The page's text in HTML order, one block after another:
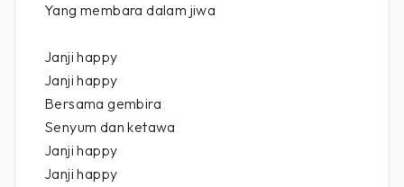
Yang membara dalam jiwa
Janji happy
Janji happy
Bersama gembira
Senyum dan ketawa
Janji happy
Janji happy